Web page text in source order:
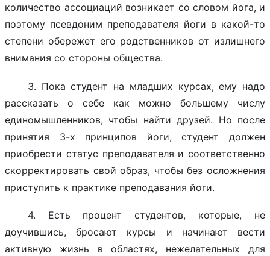
количество ассоциаций возникает со словом йога, и
поэтому псевдоним преподавателя йоги в какой-то
степени обережет его родственников от излишнего
внимания со стороны общества.
3. Пока студент на младших курсах, ему надо
рассказать о себе как можно большему числу
единомышленников, чтобы найти друзей. Но после
принятия 3-х принципов йоги, студент должен
приобрести статус преподавателя и соответственно
скорректировать свой образ, чтобы без осложнения
приступить к практике преподавания йоги.
4. Есть процент студентов, которые, не
доучившись, бросают курсы и начинают вести
активную жизнь в областях, нежелательных для